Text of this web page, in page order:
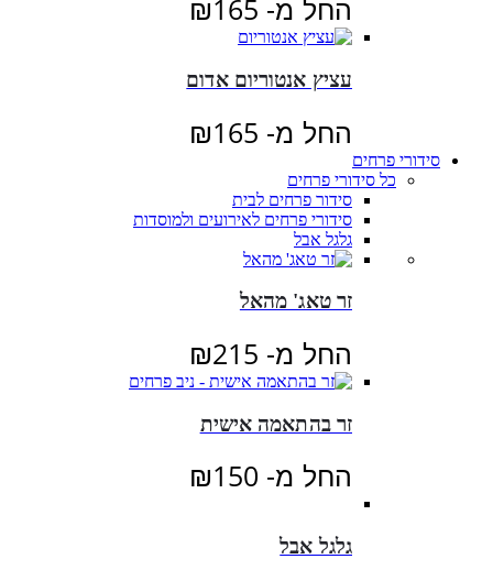
החל מ- ₪165
עציץ אנטוריום אדום
החל מ- ₪165
סידורי פרחים
כל סידורי פרחים
סידור פרחים לבית
סידורי פרחים לאירועים ולמוסדות
גלגל אבל
זר טאג' מהאל
החל מ- ₪215
זר בהתאמה אישית
החל מ- ₪150
גלגל אבל